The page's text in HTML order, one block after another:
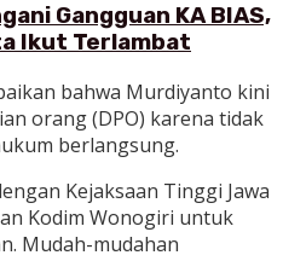
Gangguan KA BIAS,
Ikut Terlambat
bahwa Murdiyanto kini
orang (DPO) karena tidak
berlangsung.
Kejaksaan Tinggi Jawa
Kodim Wonogiri untuk
Mudah-mudahan